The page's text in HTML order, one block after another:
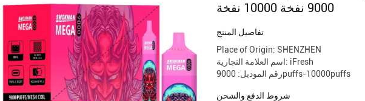
9000 نفخة 10000 نفخة
تفاصيل المنتج
Place of Origin: SHENZHEN
اسم العلامة التجارية: iFresh
رقم الموديل: 9000puffs-10000puffs
شروط الدفع والشحن